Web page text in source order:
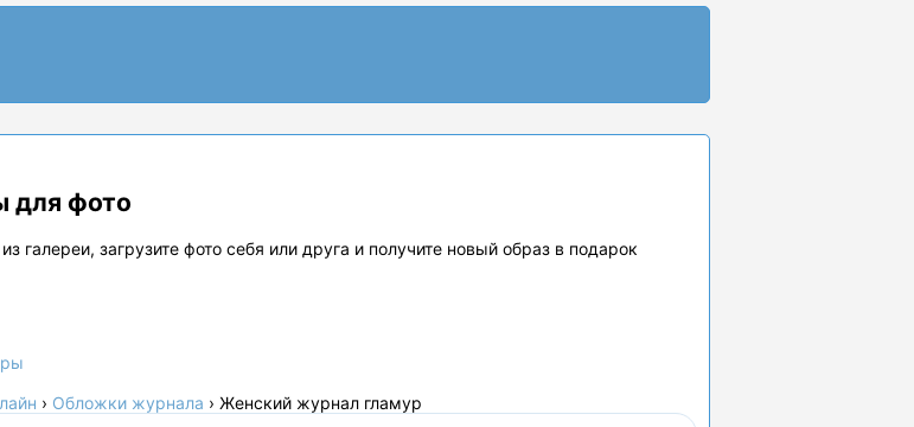
для фото
галереи, загрузите фото себя или друга и получите новый образ в подарок
› Обложки журнала › Женский журнал гламур